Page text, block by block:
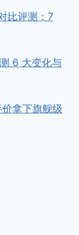
比评测：7
6 大变化与
拿下旗舰级